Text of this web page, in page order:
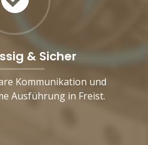
& Sicher
Kommunikation und
Ausführung in Freist.